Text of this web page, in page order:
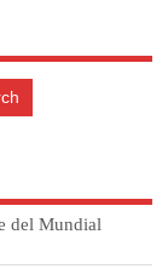
del Mundial